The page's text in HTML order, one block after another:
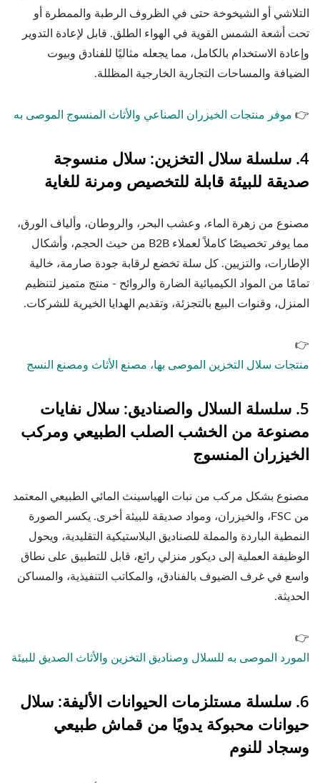
التلاشي أو الشيخوخة حتى في الظروف الرطبة والممطرة أو
تحت أشعة الشمس القوية في الهواء الطلق. قابل لإعادة التدوير
وإعادة الاستخدام بالكامل، مما يجعله مثاليًا للفنادق وبيوت
الضيافة والمساحات التجارية الخارجية المظللة.
👉 موفر منتجات الخيزران الصناعي والأثاث المنسوج الموصى به
4. سلسلة سلال التخزين: سلال منسوجة
صديقة للبيئة قابلة للتخصيص ومرنة للغاية
مصنوع من زهرة الماء، وعشب البحر، والروطان، وألياف الورق،
مما يوفر تخصيصًا كاملاً لعملاء B2B من حيث الحجم، وأشكال
الإطارات، والتزيين. كل سلة تخضع لرقابة جودة صارمة، خالية
تمامًا من المواد الكيميائية الضارة والروائح - منتج متميز لتنظيم
المنزل، وقنوات البيع بالتجزئة، وتقديم الهدايا الخيرية للشركات.
👉
منتجات سلال التخزين الموصى بها، مصنع الأثاث ومصنع النسج
5. سلسلة السلال والصناديق: سلال نفايات
مصنوعة من الخشب الصلب الطبيعي ومركب
الخيزران المنسوج
مصنوع بشكل مركب من نبات الهياسينث المائي الطبيعي المعتمد
من FSC، والخيزران، ومواد صديقة للبيئة أخرى. يكسر الصورة
النمطية الباردة والمملة للصناديق البلاستيكية التقليدية، ويحول
الوظيفة العملية إلى ديكور منزلي رائع، قابل للتطبيق على نطاق
واسع في غرف الضيوف بالفنادق، والمكاتب التنفيذية، والمساكن
الحديثة.
👉
المورد الموصى به للسلال وصناديق التخزين والأثاث الصديق للبيئة
6. سلسلة مستلزمات الحيوانات الأليفة: سلال
حيوانات محبوكة يدويًا من قماش طبيعي
وسجاد للنوم